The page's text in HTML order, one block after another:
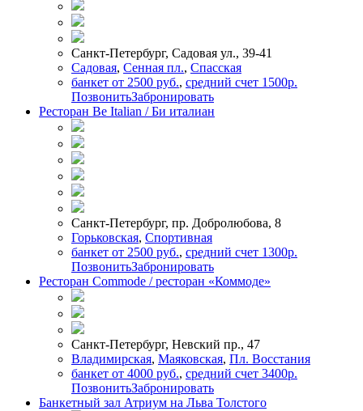
Санкт-Петербург, Садовая ул., 39-41
Садовая, Сенная пл., Спасская
банкет от 2500 руб., средний счет 1500р.
ПозвонитьЗабронировать
Ресторан Be Italian / Би италиан
Санкт-Петербург, пр. Добролюбова, 8
Горьковская, Спортивная
банкет от 2500 руб., средний счет 1300р.
ПозвонитьЗабронировать
Ресторан Commode / ресторан «Коммоде»
Санкт-Петербург, Невский пр., 47
Владимирская, Маяковская, Пл. Восстания
банкет от 4000 руб., средний счет 3400р.
ПозвонитьЗабронировать
Банкетный зал Атриум на Льва Толстого